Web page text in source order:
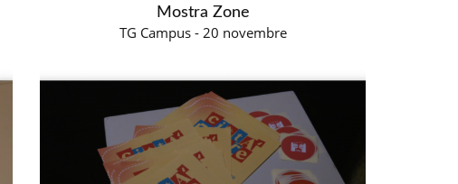
Mostra Zone
TG Campus - 20 novembre